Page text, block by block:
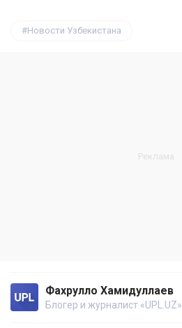
Новости Узбекистана
Фахрулло Хамидуллаев
Блогер и журналист «UPL.UZ»